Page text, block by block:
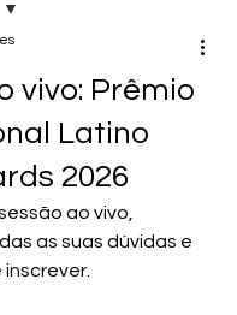
vivo: Prêmio
Latino
2026
ao vivo,
as suas dúvidas e